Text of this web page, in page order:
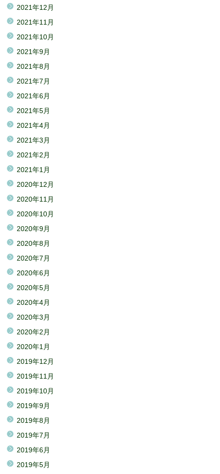
2021年12月
2021年11月
2021年10月
2021年9月
2021年8月
2021年7月
2021年6月
2021年5月
2021年4月
2021年3月
2021年2月
2021年1月
2020年12月
2020年11月
2020年10月
2020年9月
2020年8月
2020年7月
2020年6月
2020年5月
2020年4月
2020年3月
2020年2月
2020年1月
2019年12月
2019年11月
2019年10月
2019年9月
2019年8月
2019年7月
2019年6月
2019年5月